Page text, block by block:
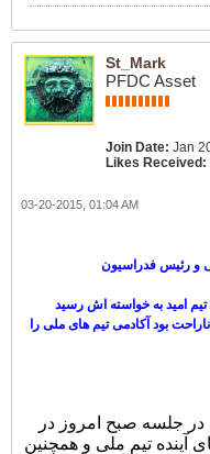
St_Mark
PFDC Asset
Join Date: Jan
Likes Received:
03-20-2015, 01:04 AM
و رئیس فدراسیون
امید به خواسته اش رسید
بود آکادمی تیم های ملی را
جلسه صبح امروز در
آینده تیم ملی و همچنین